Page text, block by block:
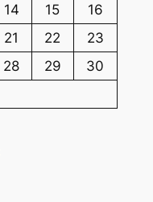
14 15
16
21 22
23
28 29
30